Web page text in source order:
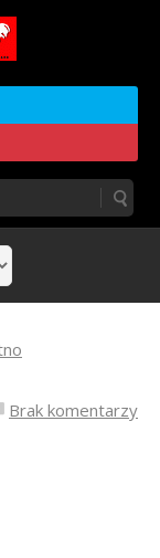
Brak komentarzy